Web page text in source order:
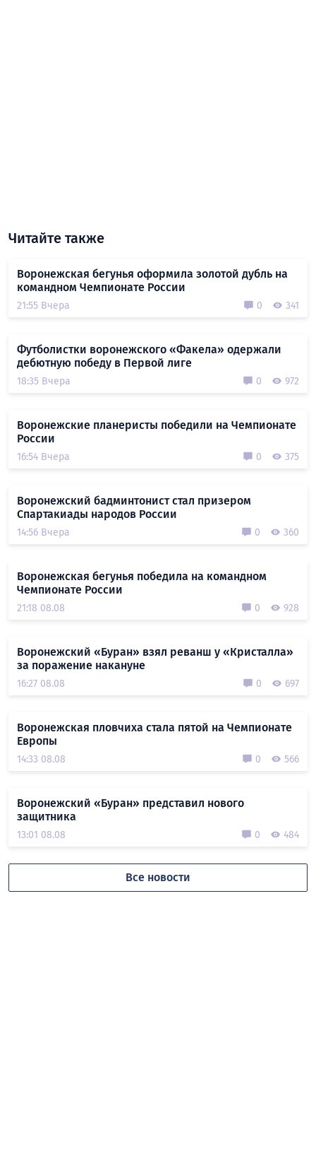
Читайте также
Воронежская бегунья оформила золотой дубль на
командном Чемпионате России
21:55 Вчера 0 341
Футболистки воронежского «Факела» одержали
дебютную победу в Первой лиге
18:35 Вчера 0 972
Воронежские планеристы победили на Чемпионате
России
16:54 Вчера 0 375
Воронежский бадминтонист стал призером
Спартакиады народов России
14:56 Вчера 0 360
Воронежская бегунья победила на командном
Чемпионате России
21:18 08.08 0 928
Воронежский «Буран» взял реванш у «Кристалла»
за поражение накануне
16:27 08.08 0 697
Воронежская пловчиха стала пятой на Чемпионате
Европы
14:33 08.08 0 566
Воронежский «Буран» представил нового
защитника
13:01 08.08 0 484
Все новости